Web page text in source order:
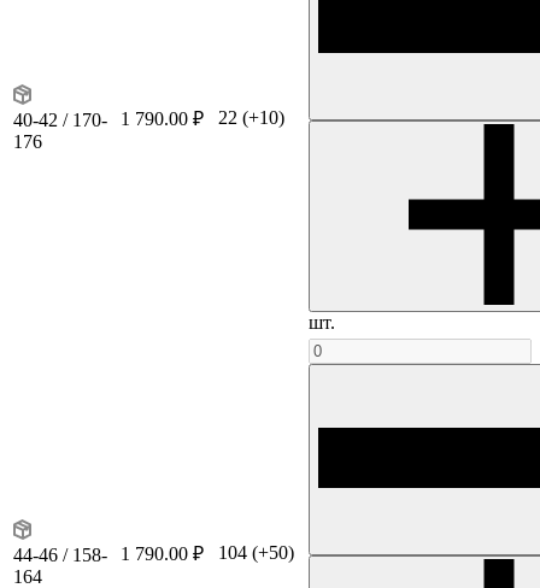
40-42 / 170-
176
1 790.00 ₽ 22 (+10)
шт.
44-46 / 158-
164
1 790.00 ₽ 104 (+50)